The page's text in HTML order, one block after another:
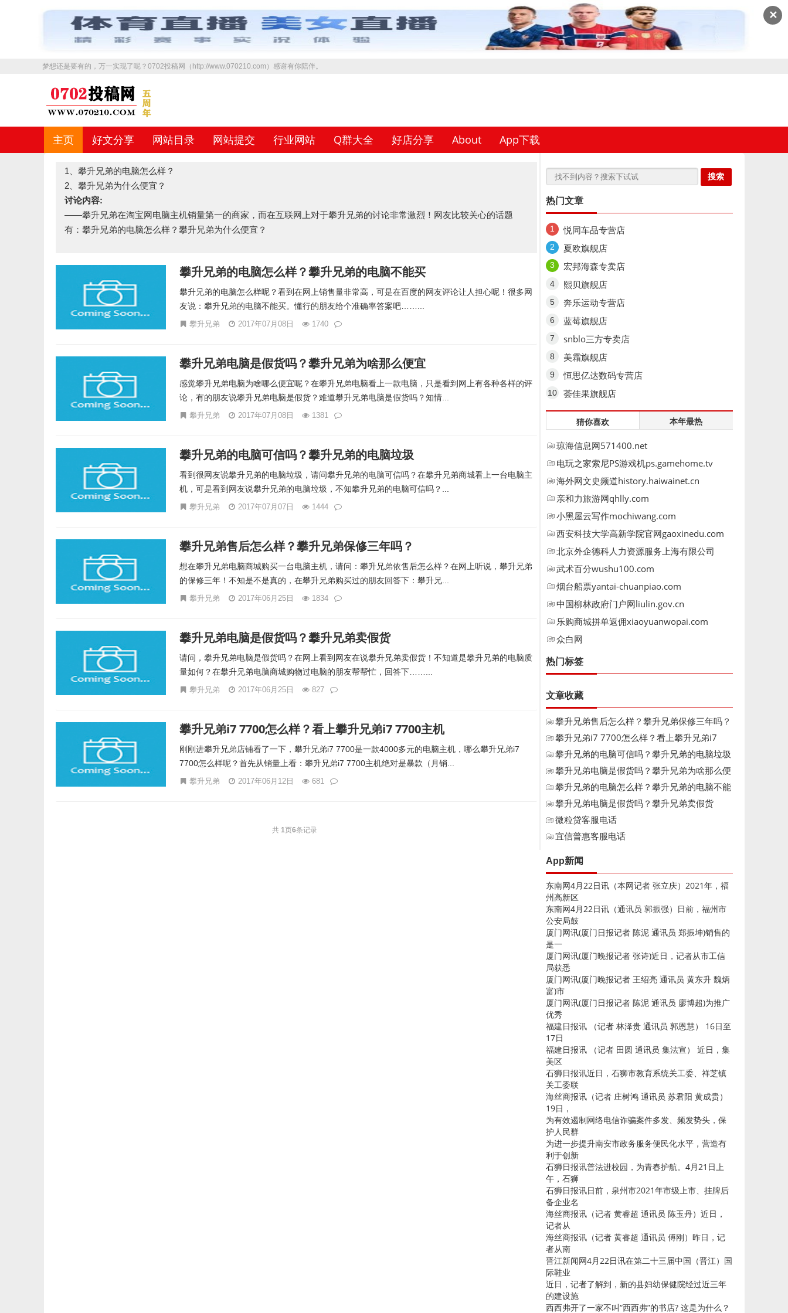
✕
梦想还是要有的，万一实现了呢？0702投稿网（http://www.070210.com）感谢有你陪伴。
主页 好文分享 网站目录 网站提交 行业网站 Q群大全 好店分享 About App下载
1、 攀升兄弟的电脑怎么样？
2、攀升兄弟为什么便宜？
讨论内容:
——攀升兄弟在淘宝网电脑主机销量第一的商家，而在互联网上对于攀升兄弟的讨论非常激烈！网友比较关心的话题
有：攀升兄弟的电脑怎么样？攀升兄弟为什么便宜？
攀升兄弟的电脑怎么样？攀升兄弟的电脑不能买
攀升兄弟的电脑怎么样呢？看到在网上销售量非常高，可是在百度的网友评论让人担心呢！很多网
友说：攀升兄弟的电脑不能买。懂行的朋友给个准确率答案吧……...
攀升兄弟 2017年07月08日 1740
攀升兄弟电脑是假货吗？攀升兄弟为啥那么便宜
感觉攀升兄弟电脑为啥哪么便宜呢？在攀升兄弟电脑看上一款电脑，只是看到网上有各种各样的评
论，有的朋友说攀升兄弟电脑是假货？难道攀升兄弟电脑是假货吗？知情...
攀升兄弟 2017年07月08日 1381
攀升兄弟的电脑可信吗？攀升兄弟的电脑垃圾
看到很网友说攀升兄弟的电脑垃圾，请问攀升兄弟的电脑可信吗？在攀升兄弟商城看上一台电脑主
机，可是看到网友说攀升兄弟的电脑垃圾，不知攀升兄弟的电脑可信吗？...
攀升兄弟 2017年07月07日 1444
攀升兄弟售后怎么样？攀升兄弟保修三年吗？
想在攀升兄弟电脑商城购买一台电脑主机，请问：攀升兄弟依售后怎么样？在网上听说，攀升兄弟
的保修三年！不知是不是真的，在攀升兄弟购买过的朋友回答下：攀升兄...
攀升兄弟 2017年06月25日 1834
攀升兄弟电脑是假货吗？攀升兄弟卖假货
请问，攀升兄弟电脑是假货吗？在网上看到网友在说攀升兄弟卖假货！不知道是攀升兄弟的电脑质
量如何？在攀升兄弟电脑商城购物过电脑的朋友帮帮忙，回答下……...
攀升兄弟 2017年06月25日 827
攀升兄弟i7 7700怎么样？看上攀升兄弟i7 7700主机
刚刚进攀升兄弟店铺看了一下，攀升兄弟i7 7700是一款4000多元的电脑主机，哪么攀升兄弟i7
7700怎么样呢？首先从销量上看：攀升兄弟i7 7700主机绝对是暴款（月销...
攀升兄弟 2017年06月12日 681
共 1页6条记录
热门文章
悦同车品专营店
夏欧旗舰店
宏邦海森专卖店
熙贝旗舰店
奔乐运动专营店
蓝莓旗舰店
snblo三方专卖店
美霜旗舰店
恒思亿达数码专营店
荟佳果旗舰店
猜你喜欢 本年最热
琼海信息网571400.net
电玩之家索尼PS游戏机ps.gamehome.tv
海外网文史频道history.haiwainet.cn
亲和力旅游网qhlly.com
小黑屋云写作mochiwang.com
西安科技大学高新学院官网gaoxinedu.com
北京外企德科人力资源服务上海有限公司
fescoa
武术百分wushu100.com
烟台船票yantai-chuanpiao.com
中国柳林政府门户网liulin.gov.cn
乐购商城拼单返佣xiaoyuanwopai.com
众白网
热门标签
文章收藏
攀升兄弟售后怎么样？攀升兄弟保修三年吗？
攀升兄弟i7 7700怎么样？看上攀升兄弟i7
7700
攀升兄弟的电脑可信吗？攀升兄弟的电脑垃圾
攀升兄弟电脑是假货吗？攀升兄弟为啥那么便
宜
攀升兄弟的电脑怎么样？攀升兄弟的电脑不能
买
攀升兄弟电脑是假货吗？攀升兄弟卖假货
微粒贷客服电话
宜信普惠客服电话
App新闻
东南网4月22日讯（本网记者 张立庆）2021年，福
州高新区
东南网4月22日讯（通讯员 郭振强）日前，福州市
公安局鼓
厦门网讯(厦门日报记者 陈泥 通讯员 郑振坤)销售的
是一
厦门网讯(厦门晚报记者 张诗)近日，记者从市工信
局获悉
厦门网讯(厦门晚报记者 王绍亮 通讯员 黄东升 魏炳
富)市
厦门网讯(厦门日报记者 陈泥 通讯员 廖博超)为推广
优秀
福建日报讯 （记者 林泽贵 通讯员 郭恩慧） 16日至
17日
福建日报讯 （记者 田圆 通讯员 集法宣） 近日，集
美区
石狮日报讯近日，石狮市教育系统关工委、祥芝镇
关工委联
海丝商报讯（记者 庄树鸿 通讯员 苏君阳 黄成贵）
19日，
为有效遏制网络电信诈骗案件多发、频发势头，保
护人民群
为进一步提升南安市政务服务便民化水平，营造有
利于创新
石狮日报讯普法进校园，为青春护航。4月21日上
午，石狮
石狮日报讯日前，泉州市2021年市级上市、挂牌后
备企业名
海丝商报讯（记者 黄睿超 通讯员 陈玉丹）近日，
记者从
海丝商报讯（记者 黄睿超 通讯员 傅刚）昨日，记
者从南
晋江新闻网4月22日讯在第二十三届中国（晋江）国
际鞋业
近日，记者了解到，新的县妇幼保健院经过近三年
的建设施
西西弗开了一家不叫“西西弗”的书店? 这是为什么？